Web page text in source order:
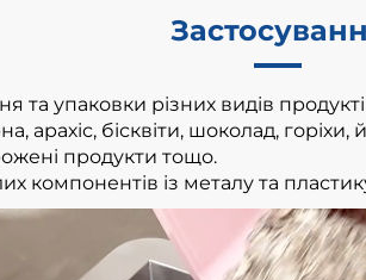
та упаковки різних видів
арахіс, бісквіти, шоколад,
продукти тощо.
компонентів із металу та